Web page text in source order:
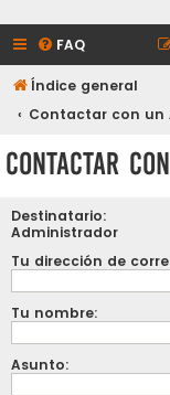
FAQ
Índice general
Contactar con un
Contactar
Destinatario:
Administrador
Tu dirección de
Tu nombre:
Asunto: